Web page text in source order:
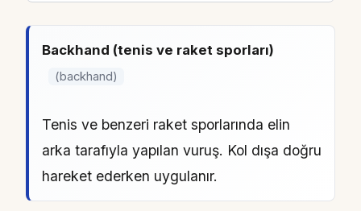
Backhand (tenis ve raket sporları)
(backhand)
Tenis ve benzeri raket sporlarında elin
arka tarafıyla yapılan vuruş. Kol dışa doğru
hareket ederken uygulanır.